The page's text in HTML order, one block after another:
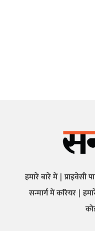
हमारे बारे में प्राइवेसी
सन्मार्ग में करियर